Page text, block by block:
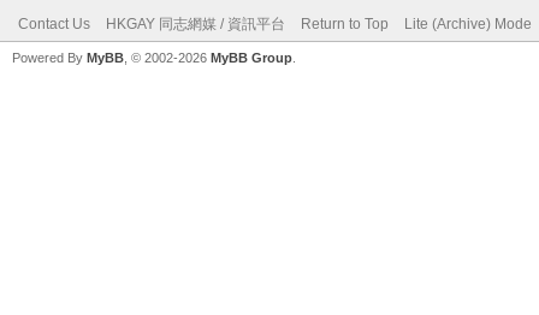
Contact Us HKGAY 同志網媒 / 資訊平台 Return to Top Lite (Archive) Mode
Powered By MyBB , © 2002-2026 MyBB Group